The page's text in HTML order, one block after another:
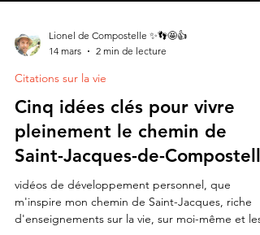
Lionel de Compostelle ✨👣🤩👍
Citations sur la vie
Cinq idées clés pour vivre
pleinement le chemin de
Saint-Jacques-de-Compostelle
vidéos de développement personnel, que